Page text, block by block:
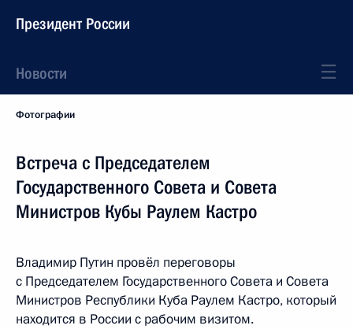
Президент России
Новости
Фотографии
Встреча с Председателем
Государственного Совета и Совета
Министров Кубы Раулем Кастро
Владимир Путин провёл переговоры
с Председателем Государственного Совета и Совета
Министров Республики Куба Раулем Кастро, который
находится в России с рабочим визитом.